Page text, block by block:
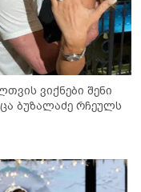
ვიქნები შენი
ბუზალაძე რჩეულს